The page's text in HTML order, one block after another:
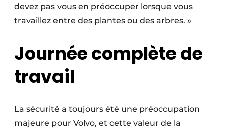
devez pas vous en préoccuper lorsque vous
travaillez entre des plantes ou des arbres. »
Journée complète de
travail
La sécurité a toujours été une préoccupation
majeure pour Volvo, et cette valeur de la